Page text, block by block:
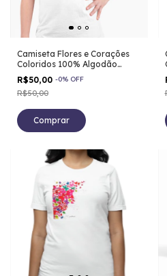
Camiseta Flores e Corações
Coloridos 100% Algodão
Infantil
R$50,00 -0% OFF
R$50,00
Comprar